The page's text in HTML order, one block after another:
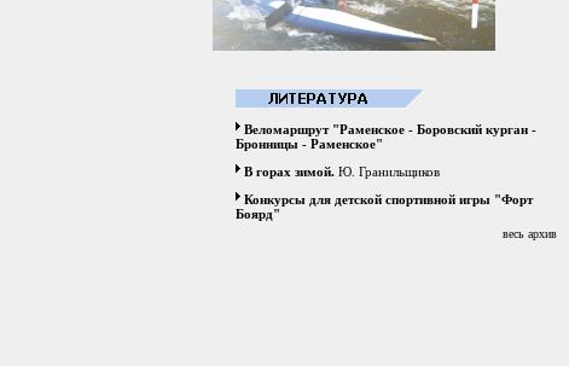
Веломаршрут "Раменское - Боровский курган -
Бронницы - Раменское"
В горах зимой.Ю. Гранильщиков
Конкурсы для детской спортивной игры "Форт
Боярд"
весь архив